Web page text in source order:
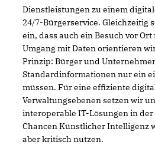
Dienstleistungen zu einem
24/7-Bürgerservice. Gleichzeitig
ein, dass auch ein Besuch vor
Umgang mit Daten orientieren
Prinzip: Bürger und
Standardinformationen nur ein
müssen. Für eine effiziente
Verwaltungsebenen setzen wir
interoperable IT-Lösungen in der
Chancen Künstlicher Intelligenz
aber kritisch nutzen.